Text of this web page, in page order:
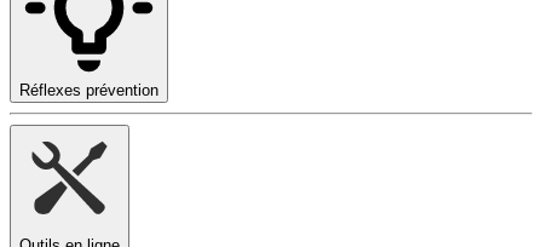
Réflexes prévention